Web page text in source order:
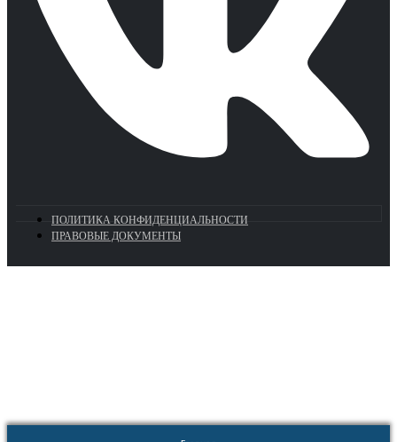
ПОЛИТИКА КОНФИДЕНЦИАЛЬНОСТИ
ПРАВОВЫЕ ДОКУМЕНТЫ